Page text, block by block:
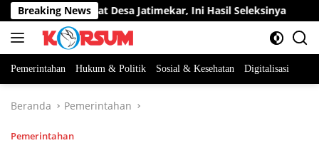
Langsung
ke
konten
Breaking News
Perangkat Desa Jatimekar, Ini Hasil Seleksinya
Pemerintahan Hukum & Politik Sosial & Kesehatan Digitalisasi
Beranda Pemerintahan
Pemerintahan